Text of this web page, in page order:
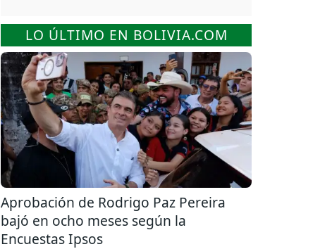
LO ÚLTIMO EN BOLIVIA.COM
Aprobación de Rodrigo Paz Pereira
bajó en ocho meses según la
Encuestas Ipsos